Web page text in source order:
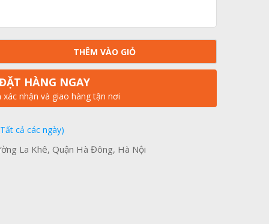
THÊM VÀO GIỎ
HÀNG NGAY
xác nhận và giao hàng tận nơi
cả các ngày)
La Khê, Quận Hà Đông, Hà Nội